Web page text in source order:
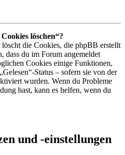
löschen“?
die Cookies, die phpBB erstellt
dass du im Forum angemeldet
Cookies einige Funktionen,
Status – sofern sie von der
wurden. Wenn du Probleme
hast, kann es helfen, wenn du
und -einstellungen